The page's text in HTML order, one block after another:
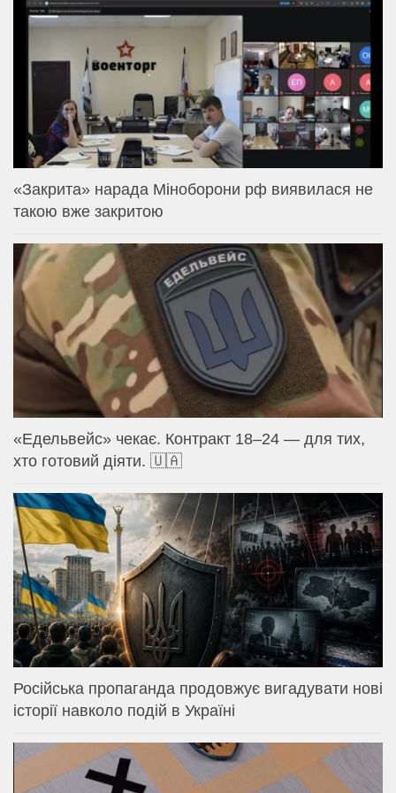
«Закрита» нарада Міноборони рф виявилася не
такою вже закритою
«Едельвейс» чекає. Контракт 18–24 — для тих,
хто готовий діяти. 🇺🇦
Російська пропаганда продовжує вигадувати нові
історії навколо подій в Україні